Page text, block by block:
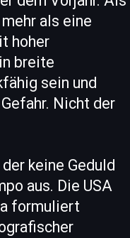
als eine
hoher
breite
sein und
Nicht der
keine Geduld
aus. Die USA
formuliert